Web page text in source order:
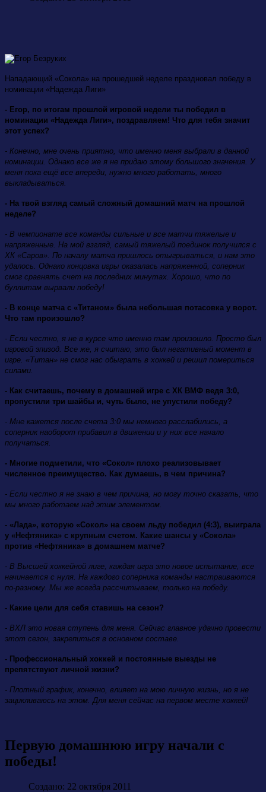
Нападающий «Сокола» на прошедшей неделе праздновал победу в
номинации «Надежда Лиги»
- Егор, по итогам прошлой игровой недели ты победил в
номинации «Надежда Лиги», поздравляем! Что для тебя значит
этот успех?
- Конечно, мне очень приятно, что именно меня выбрали в данной
номинации. Однако все же я не придаю этому большого значения. У
меня пока ещё все впереди, нужно много работать, много
выкладываться.
- На твой взгляд самый сложный домашний матч на прошлой
неделе?
- В чемпионате все команды сильные и все матчи тяжелые и
напряженные. На мой взгляд, самый тяжелый поединок получился с
ХК «Саров». По началу матча пришлось отыгрываться, и нам это
удалось. Однако концовка игры оказалась напряженной, соперник
смог сравнять счет на последних минутах. Хорошо, что по
буллитам вырвали победу!
- В конце матча с «Титаном» была небольшая потасовка у ворот.
Что там произошло?
- Если честно, я не в курсе что именно там произошло. Просто был
игровой эпизод. Все же, я считаю, это был негативный момент в
игре. «Титан» не смог нас обыграть в хоккей и решил помериться
силами.
- Как считаешь, почему в домашней игре с ХК ВМФ ведя 3:0,
пропустили три шайбы и, чуть было, не упустили победу?
- Мне кажется после счета 3:0 мы немного расслабились, а
соперник наоборот прибавил в движении и у них все начало
получаться.
- Многие подметили, что «Сокол» плохо реализовывает
численное преимущество. Как думаешь, в чем причина?
- Если честно я не знаю в чем причина, но могу точно сказать, что
мы много работаем над этим элементом.
- «Лада», которую «Сокол» на своем льду победил (4:3), выиграла
у «Нефтяника» с крупным счетом. Какие шансы у «Сокола»
против «Нефтяника» в домашнем матче?
- В Высшей хоккейной лиге, каждая игра это новое испытание, все
начинается с нуля. На каждого соперника команды настраиваются
по-разному. Мы же всегда рассчитываем, только на победу.
- Какие цели для себя ставишь на сезон?
- ВХЛ это новая ступень для меня. Сейчас главное удачно провести
этот сезон, закрепиться в основном составе.
- Профессиональный хоккей и постоянные выезды не
препятствуют личной жизни?
- Плотный график, конечно, влияет на мою личную жизнь, но я не
зацикливаюсь на этом. Для меня сейчас на первом месте хоккей!
Первую домашнюю игру начали с
победы!
Создано: 22 октября 2011